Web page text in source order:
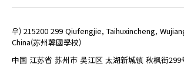
우) 215200 299 Qiufengjie, Taihuxincheng,
China(苏州韓國學校)
中国 江苏省 苏州市 吴江区 太湖新城镇 秋枫街299